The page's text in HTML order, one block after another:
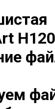
H120